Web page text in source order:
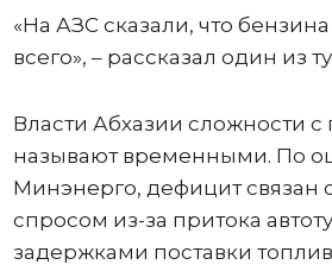
«На АЗС сказали, что
всего», – рассказал один из
Власти Абхазии сложности с
называют временными. По
Минэнерго, дефицит связан
спросом из-за притока
задержками поставки